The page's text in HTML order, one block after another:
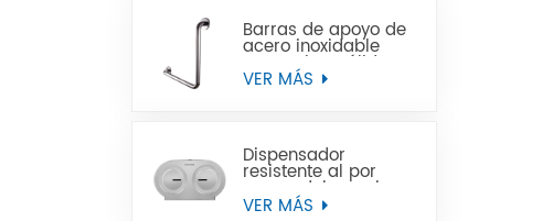
Barras de apoyo de
acero inoxidable
para minusválidos
VER MÁS
Dispensador
resistente al por
mayor del papel
higiénico del rollo
VER MÁS